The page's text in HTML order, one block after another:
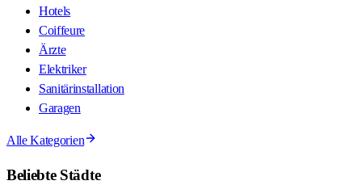
Hotels
Coiffeure
Ärzte
Elektriker
Sanitärinstallation
Garagen
Alle Kategorien
Beliebte Städte